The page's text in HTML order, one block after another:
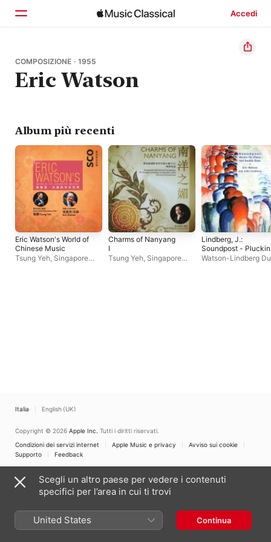
Accedi
Home
Scopri
COMPOSIZIONE · 1955
Eric Watson
Album più recenti
Eric Watson's World of
Chinese Music
Tsung Yeh, Singapore
Charms of Nanyang
I
Tsung Yeh, Singapore
Lindberg, J.:
Soundpost -
Fiddlesticks -
Watson-Lindberg
Italia English (UK)
Copyright © 2026 Apple Inc. Tutti i diritti riservati.
Condizioni dei servizi internet
Apple Music e privacy
Avviso sui cookie
Supporto
Feedback
Scegli un altro paese per vedere i contenuti
specifici per l’area in cui ti trovi
United States Continua